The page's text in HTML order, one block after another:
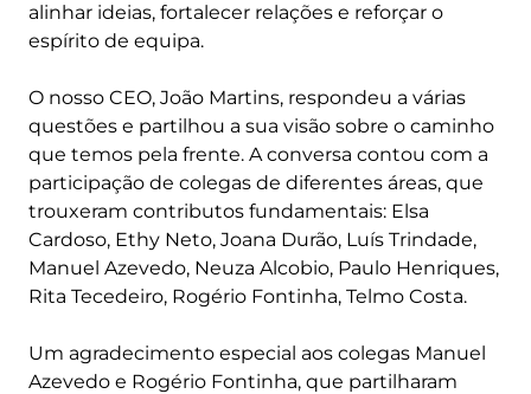
alinhar ideias, fortalecer relações e reforçar o
espírito de equipa.
O nosso CEO, João Martins, respondeu a várias
questões e partilhou a sua visão sobre o caminho
que temos pela frente. A conversa contou com a
participação de colegas de diferentes áreas, que
trouxeram contributos fundamentais: Elsa
Cardoso, Ethy Neto, Joana Durão, Luís Trindade,
Manuel Azevedo, Neuza Alcobio, Paulo Henriques,
Rita Tecedeiro, Rogério Fontinha, Telmo Costa.
Um agradecimento especial aos colegas Manuel
Azevedo e Rogério Fontinha, que partilharam